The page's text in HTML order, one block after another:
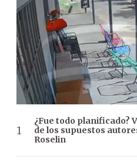
¿Fue todo planificado?
de los supuestos
Roselin